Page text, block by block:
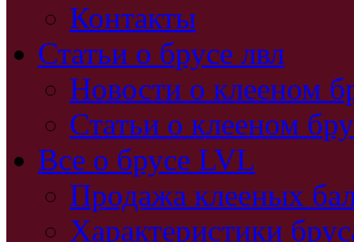
Контакты
Статьи о брусе лвл
Новости о клееном
Статьи о клееном
Все о брусе LVL
Продажа клееных
Характеристики